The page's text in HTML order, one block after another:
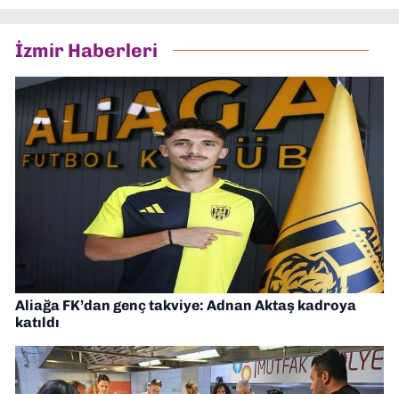
İzmir Haberleri
Aliağa FK’dan genç takviye: Adnan Aktaş kadroya
katıldı